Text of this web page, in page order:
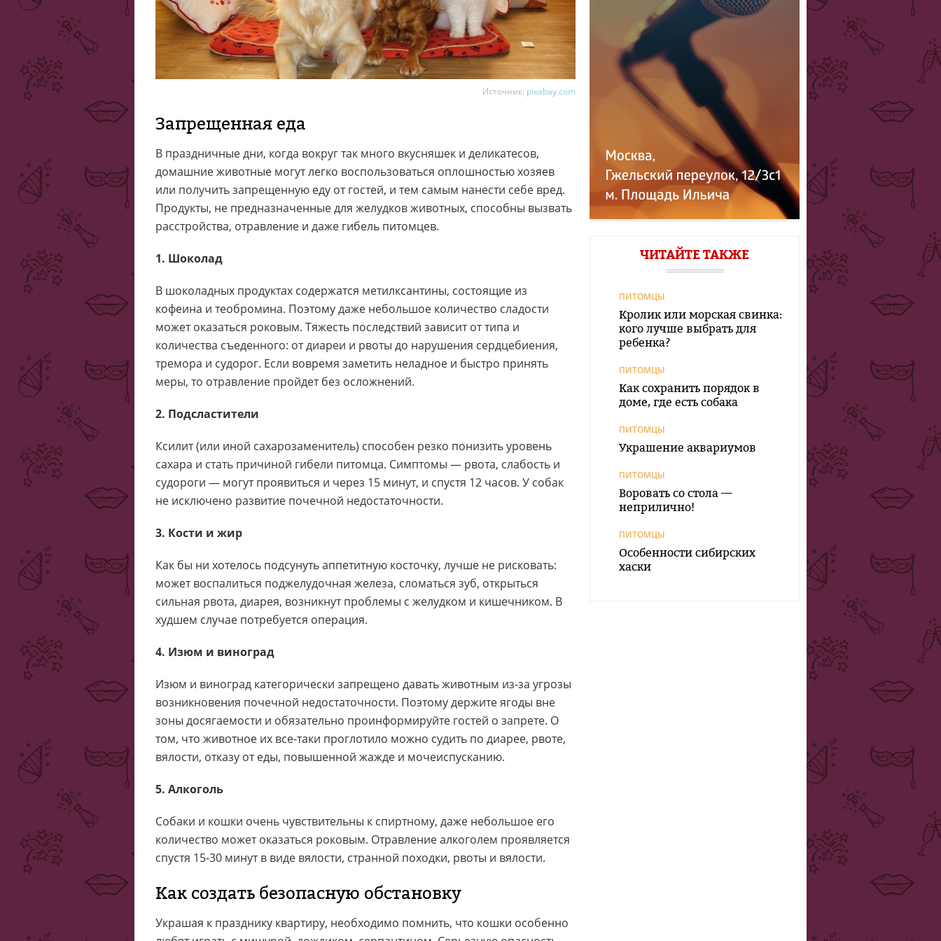
Источник: pixabay.com
Запрещенная еда
В праздничные дни, когда вокруг так много вкусняшек и деликатесов,
домашние животные могут легко воспользоваться оплошностью хозяев
или получить запрещенную еду от гостей, и тем самым нанести себе вред.
Продукты, не предназначенные для желудков животных, способны вызвать
расстройства, отравление и даже гибель питомцев.
1. Шоколад
В шоколадных продуктах содержатся метилксантины, состоящие из
кофеина и теобромина. Поэтому даже небольшое количество сладости
может оказаться роковым. Тяжесть последствий зависит от типа и
количества съеденного: от диареи и рвоты до нарушения сердцебиения,
тремора и судорог. Если вовремя заметить неладное и быстро принять
меры, то отравление пройдет без осложнений.
2. Подсластители
Ксилит (или иной сахарозаменитель) способен резко понизить уровень
сахара и стать причиной гибели питомца. Симптомы — рвота, слабость и
судороги — могут проявиться и через 15 минут, и спустя 12 часов. У собак
не исключено развитие почечной недостаточности.
3. Кости и жир
Как бы ни хотелось подсунуть аппетитную косточку, лучше не рисковать:
может воспалиться поджелудочная железа, сломаться зуб, открыться
сильная рвота, диарея, возникнут проблемы с желудком и кишечником. В
худшем случае потребуется операция.
4. Изюм и виноград
Изюм и виноград категорически запрещено давать животным из-за угрозы
возникновения почечной недостаточности. Поэтому держите ягоды вне
зоны досягаемости и обязательно проинформируйте гостей о запрете. О
том, что животное их все-таки проглотило можно судить по диарее, рвоте,
вялости, отказу от еды, повышенной жажде и мочеиспусканию.
5. Алкоголь
Собаки и кошки очень чувствительны к спиртному, даже небольшое его
количество может оказаться роковым. Отравление алкоголем проявляется
спустя 15-30 минут в виде вялости, странной походки, рвоты и вялости.
Как создать безопасную обстановку
Украшая к празднику квартиру, необходимо помнить, что кошки особенно
ЧИТАЙТЕ ТАКЖЕ
ПИТОМЦЫ
Кролик или морская свинка:
кого лучше выбрать для
ребенка?
ПИТОМЦЫ
Как сохранить порядок в
доме, где есть собака
ПИТОМЦЫ
Украшение аквариумов
ПИТОМЦЫ
Воровать со стола —
неприлично!
ПИТОМЦЫ
Особенности сибирских
хаски